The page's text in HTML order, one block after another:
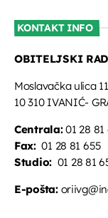
10:45
Iz
11:00
KONTAKT INFO
OBITELJSKI
Moslavačka ulica 11
10 310 IVANIĆ-
Centrala:01 28 81
Fax:01 28 81 655
Studio: 01 28 81
E-pošta: